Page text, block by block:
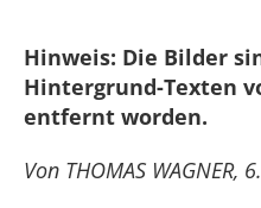
Hinweis: Die Bilder
Hintergrund-Texten
entfernt worden.
Von THOMAS WAGNER,